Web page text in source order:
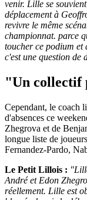
venir. Lille se
déplacement à
revivre le même
championnat. parce
toucher ce podium et
c'est une question de
"Un collectif
Cependant, le coach
d'absences ce
Zhegrova et de
longue liste de
Fernandez-Pardo,
Le Petit Lillois :
André et Edon
réellement. Lille est